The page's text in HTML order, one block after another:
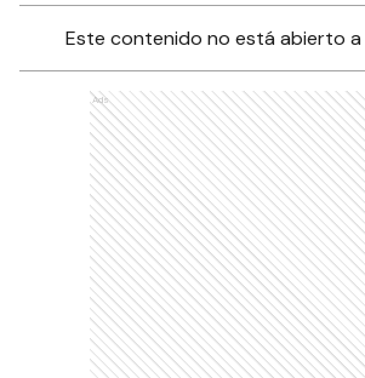
Este contenido no está abierto
Ads